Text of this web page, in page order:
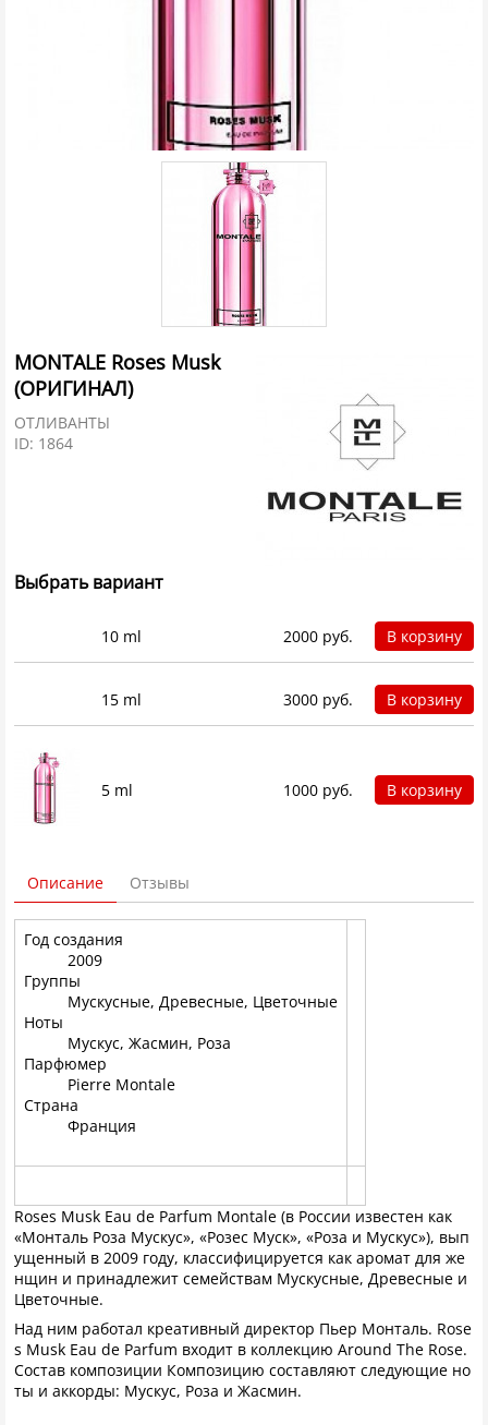
MONTALE Roses Musk
(ОРИГИНАЛ)
ОТЛИВАНТЫ
ID: 1864
Выбрать вариант
10 ml 2000 руб. В корзину
15 ml 3000 руб. В корзину
5 ml 1000 руб. В корзину
Описание Отзывы
Год создания
2009
Группы
Мускусные, Древесные, Цветочные
Ноты
Мускус, Жасмин, Роза
Парфюмер
Pierre Montale
Страна
Франция
Roses Musk Eau de Parfum Montale (в России известен как
«Монталь Роза Мускус», «Розес Муск», «Роза и Мускус»), вып
ущенный в 2009 году, классифицируется как аромат для же
нщин и принадлежит семействам Мускусные, Древесные и
Цветочные.
Над ним работал креативный директор Пьер Монталь. Rose
s Musk Eau de Parfum входит в коллекцию Around The Rose.
Состав композиции Композицию составляют следующие но
ты и аккорды: Мускус, Роза и Жасмин.